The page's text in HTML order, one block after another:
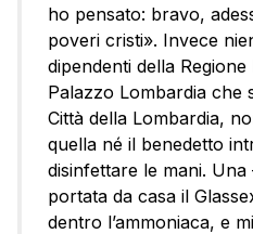
ho pensato: bravo,
poveri cristi». Invece
dipendenti della
Palazzo Lombardia che
Città della Lombardia,
quella né il benedetto
disinfettare le mani. Una
portata da casa il
dentro l’ammoniaca, e